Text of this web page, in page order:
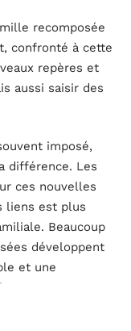
recomposée
confronté à cette
repères et
aussi saisir des
imposé,
différence. Les
ces nouvelles
liens est plus
Beaucoup
développent
et une